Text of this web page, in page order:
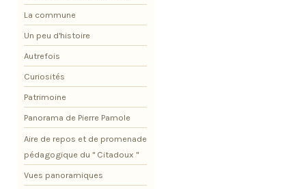
La commune
Un peu d'histoire
Autrefois
Curiosités
Patrimoine
Panorama de Pierre Pamole
Aire de repos et de promenade
pédagogique du " Citadoux "
Vues panoramiques